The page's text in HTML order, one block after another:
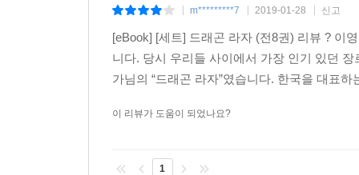
m*********7 2019-01-28 신고
[eBook] [세트] 드래곤 라자 (전8권) 리뷰 ? 이
니다. 당시 우리들 사이에서 가장 인기 있던
가님의 “드래곤 라자”였습니다. 한국을 대표
이 리뷰가 도움이 되었나요?
1